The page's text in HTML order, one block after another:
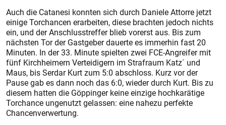
Auch die Catanesi konnten sich durch Daniele Attorre jetzt
einige Torchancen erarbeiten, diese brachten jedoch nichts
ein, und der Anschlusstreffer blieb vorerst aus. Bis zum
nächsten Tor der Gastgeber dauerte es immerhin fast 20
Minuten. In der 33. Minute spielten zwei FCE-Angreifer mit
fünf Kirchheimern Verteidigern im Strafraum Katz´ und
Maus, bis Serdar Kurt zum 5:0 abschloss. Kurz vor der
Pause gab es dann noch das 6:0, wieder durch Kurt. Bis zu
diesem hatten die Göppinger keine einzige hochkarätige
Torchance ungenutzt gelassen: eine nahezu perfekte
Chancenverwertung.